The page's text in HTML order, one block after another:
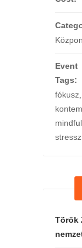
Event
Tags:
fókusz,
Török